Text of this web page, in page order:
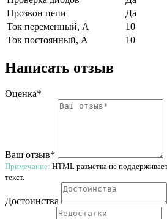
Прозвон цепи
Да
Ток переменный, А
10
Ток постоянный, А
10
Написать отзыв
Оценка*
Ваш отзыв*
Примечание: HTML разметка не
текст.
Достоинства